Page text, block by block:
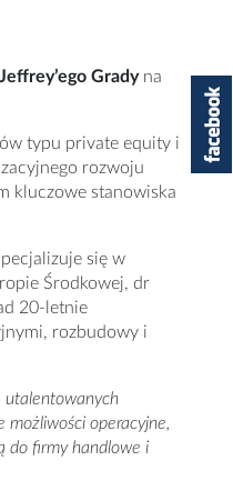
Jeffrey’ego Gradyna
typu private equity i
rozwoju
kluczowe stanowiska
się w
Środkowej, dr
20-letnie
rozbudowy i
utalentowanych
operacyjne,
do firmy handlowe i